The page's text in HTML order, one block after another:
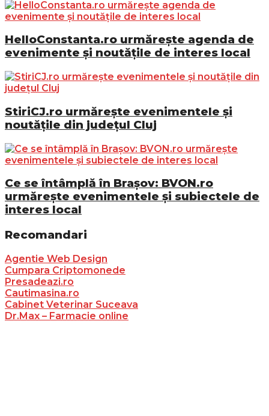
HelloConstanta.ro urmărește agenda de
evenimente și noutățile de interes local
StiriCJ.ro urmărește evenimentele și
noutățile din județul Cluj
Ce se întâmplă în Brașov: BVON.ro
urmărește evenimentele și subiectele de
interes local
Recomandari
Agentie Web Design
Cumpara Criptomonede
Presadeazi.ro
Cautimasina.ro
Cabinet Veterinar Suceava
Dr.Max – Farmacie online